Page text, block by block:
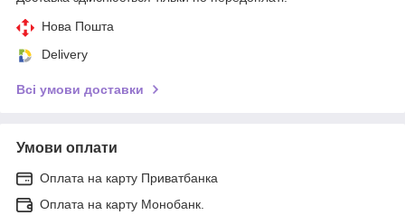
Нова Пошта
Delivery
Всі умови доставки
Умови оплати
Оплата на карту Приватбанка
Оплата на карту Монобанк.